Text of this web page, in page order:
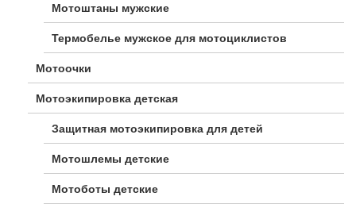
Мотоштаны мужские
Термобелье мужское для мотоциклистов
Мотоочки
Мотоэкипировка детская
Защитная мотоэкипировка для детей
Мотошлемы детские
Мотоботы детские